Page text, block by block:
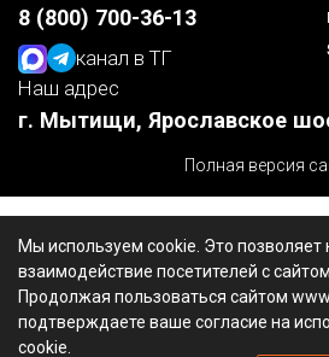
Мы используем cookie. Это позволяет
взаимодействие посетителей с
Продолжая пользоваться сайтом
подтверждаете ваше согласие на
cookie.
8 (800) 700-36-13
канал в ТГ
Наш адрес
г. Мытищи, Ярославское
Полная версия